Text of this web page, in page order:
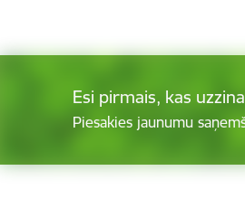
Esi pirmais, kas
Piesakies jaunumu